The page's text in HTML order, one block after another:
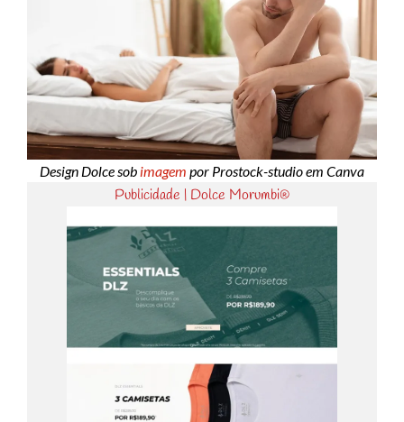
Design Dolce sob imagem por Prostock-studio em Canva
Publicidade | Dolce Morumbi®